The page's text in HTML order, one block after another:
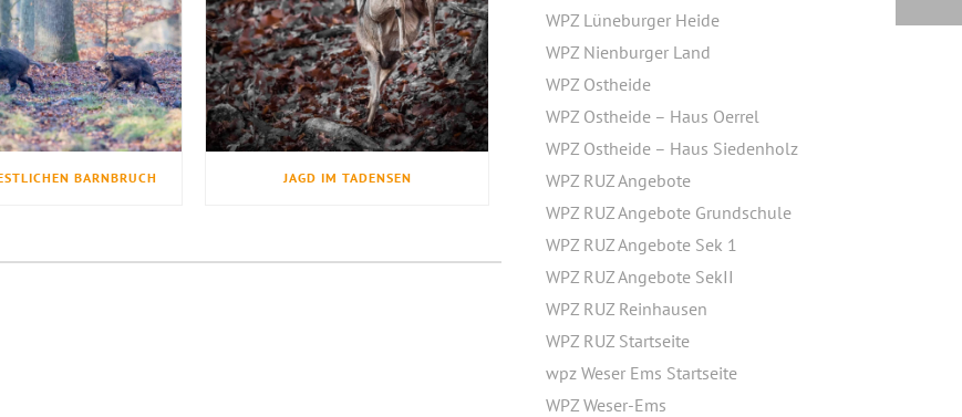
BARNBRUCH JAGD IM TADENSEN
WPZ Lüneburger Heide
WPZ Nienburger Land
WPZ Ostheide
WPZ Ostheide – Haus Oerrel
WPZ Ostheide – Haus Siedenholz
WPZ RUZ Angebote
WPZ RUZ Angebote Grundschule
WPZ RUZ Angebote Sek 1
WPZ RUZ Angebote SekII
WPZ RUZ Reinhausen
WPZ RUZ Startseite
wpz Weser Ems Startseite
WPZ Weser-Ems